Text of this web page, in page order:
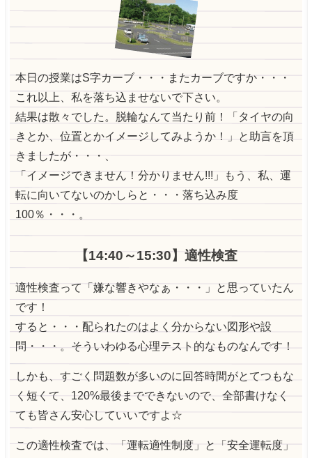
本日の授業はS字カーブ・・・またカーブですか・・・
これ以上、私を落ち込ませないで下さい。
結果は散々でした。脱輪なんて当たり前！「タイヤの向
きとか、位置とかイメージしてみようか！」と助言を頂
きましたが・・・、
「イメージできません！分かりません!!!」もう、私、運
転に向いてないのかしらと・・・落ち込み度
100％・・・。
【14:40～15:30】適性検査
適性検査って「嫌な響きやなぁ・・・」と思っていたん
です！
すると・・・配られたのはよく分からない図形や設
問・・・。そういわゆる心理テスト的なものなんです！
しかも、すごく問題数が多いのに回答時間がとてつもな
く短くて、120%最後までできないので、全部書けなく
ても皆さん安心していいですよ☆
この適性検査では、「運転適性制度」と「安全運転度」